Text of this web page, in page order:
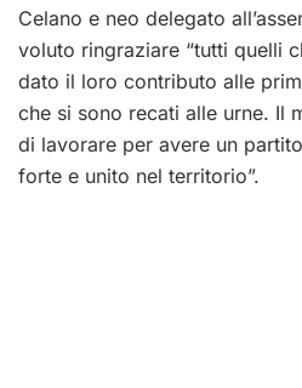
Celano e neo delegato
voluto ringraziare “tutti quelli
dato il loro contributo alle
che si sono recati alle urne. Il
di lavorare per avere un
forte e unito nel territorio”.